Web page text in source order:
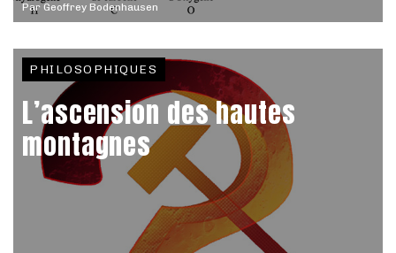
ParGeoffrey Bodenhausen
PHILOSOPHIQUES
L’ascension des hautes
montagnes